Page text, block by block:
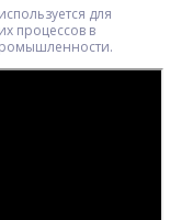
для
процессов в